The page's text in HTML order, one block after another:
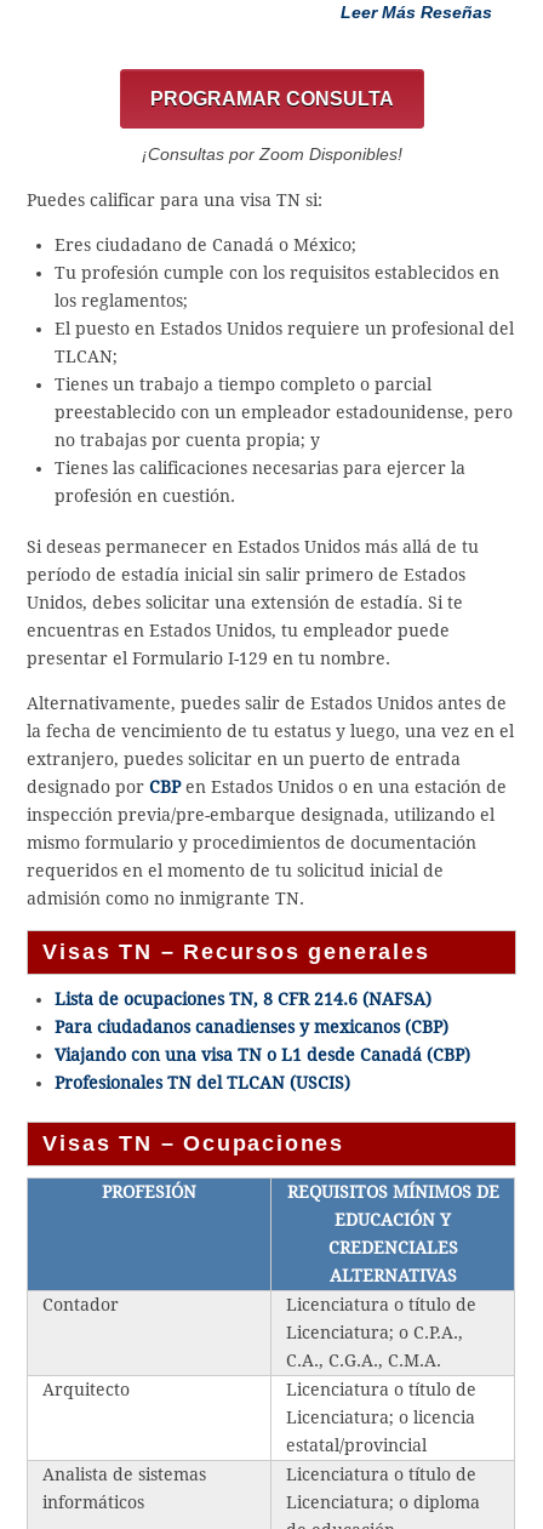
Leer Más Reseñas
PROGRAMAR CONSULTA
¡Consultas por Zoom Disponibles!
Puedes calificar para una visa TN si:
Eres ciudadano de Canadá o México;
Tu profesión cumple con los requisitos establecidos en
los reglamentos;
El puesto en Estados Unidos requiere un profesional del
TLCAN;
Tienes un trabajo a tiempo completo o parcial
preestablecido con un empleador estadounidense, pero
no trabajas por cuenta propia; y
Tienes las calificaciones necesarias para ejercer la
profesión en cuestión.
Si deseas permanecer en Estados Unidos más allá de tu
período de estadía inicial sin salir primero de Estados
Unidos, debes solicitar una extensión de estadía. Si te
encuentras en Estados Unidos, tu empleador puede
presentar el Formulario I-129 en tu nombre.
Alternativamente, puedes salir de Estados Unidos antes de
la fecha de vencimiento de tu estatus y luego, una vez en el
extranjero, puedes solicitar en un puerto de entrada
designado porCBPen Estados Unidos o en una estación de
inspección previa/pre-embarque designada, utilizando el
mismo formulario y procedimientos de documentación
requeridos en el momento de tu solicitud inicial de
admisión como no inmigrante TN.
Visas TN – Recursos generales
Lista de ocupaciones TN, 8 CFR 214.6 (NAFSA)
Para ciudadanos canadienses y mexicanos (CBP)
Viajando con una visa TN o L1 desde Canadá (CBP)
Profesionales TN del TLCAN (USCIS)
Visas TN – Ocupaciones
PROFESIÓN
REQUISITOS MÍNIMOS DE
EDUCACIÓN Y
CREDENCIALES
ALTERNATIVAS
Contador
Licenciatura o título de
Licenciatura; o C.P.A.,
C.A., C.G.A., C.M.A.
Arquitecto
Licenciatura o título de
Licenciatura; o licencia
estatal/provincial
Analista de sistemas
informáticos
Licenciatura o título de
Licenciatura; o diploma